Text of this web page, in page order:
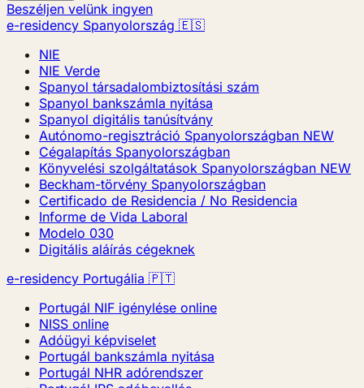
Beszéljen velünk ingyen
e-residency Spanyolország 🇪🇸
NIE
NIE Verde
Spanyol társadalombiztosítási szám
Spanyol bankszámla nyitása
Spanyol digitális tanúsítvány
Autónomo-regisztráció Spanyolországban NEW
Cégalapítás Spanyolországban
Könyvelési szolgáltatások Spanyolországban NEW
Beckham-törvény Spanyolországban
Certificado de Residencia / No Residencia
Informe de Vida Laboral
Modelo 030
Digitális aláírás cégeknek
e-residency Portugália 🇵🇹
Portugál NIF igénylése online
NISS online
Adóügyi képviselet
Portugál bankszámla nyitása
Portugál NHR adórendszer